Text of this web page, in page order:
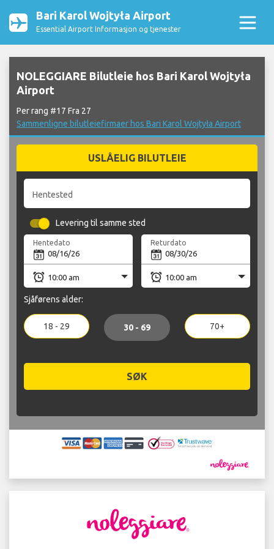
Bari Karol Wojtyła Airport
Essential Airport Informasjon og tjenester
NOLEGGIARE Bilutleie hos Bari Karol Wojtyła
Airport
Per rang #17 Fra 27
Sammenligne bilutleiefirmaer hos Bari Karol Wojtyła Airport
USLÅELIG BILUTLEIE
Hentested
Levering til samme sted
Hentedato Returdato
Sjåførens alder:
18 - 29 30 - 69 70+
SØK